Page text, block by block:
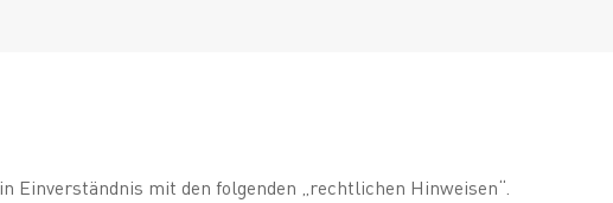
Einverständnis mit den folgenden „rechtlichen Hinweisen“.